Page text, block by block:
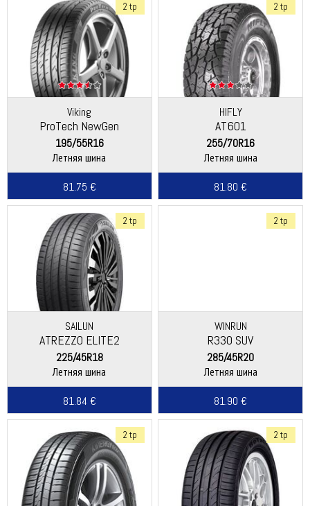
2 tp
Viking
ProTech NewGen
(Continental)
195/55R16
Летняя шина
81.75 €
2 tp
HIFLY
AT601
255/70R16
Летняя шина
81.80 €
2 tp
SAILUN
ATREZZO ELITE2
225/45R18
Летняя шина
81.84 €
2 tp
WINRUN
R330 SUV
285/45R20
Летняя шина
81.90 €
2 tp 2 tp